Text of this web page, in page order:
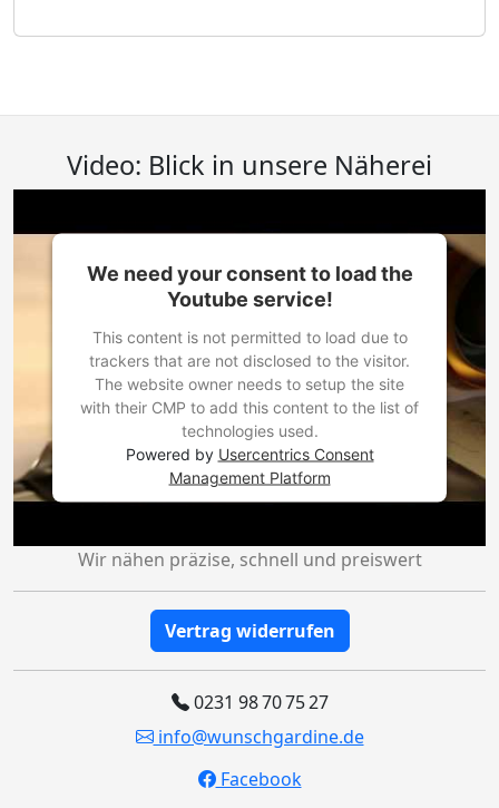
Video: Blick in unsere Näherei
We need your consent to load the
Youtube service!
This content is not permitted to load due to
trackers that are not disclosed to the visitor.
The website owner needs to setup the site
with their CMP to add this content to the list of
technologies used.
Powered by Usercentrics Consent
Management Platform
Wir nähen präzise, schnell und preiswert
Vertrag widerrufen
0231 98 70 75 27
info@wunschgardine.de
Facebook